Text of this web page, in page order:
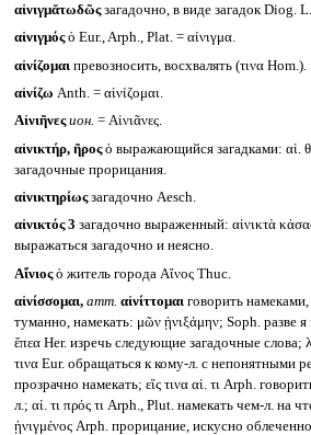
αἰνιγμᾰτωδῶςзагадочно, в виде загадок Diog.
αἰνιγμόςὁ Eur., Arph., Plat. = αίνιγμα.
αἰνίζομαι превозносить, восхвалять (τινα Hom.).
αἰνίζω Anth. = αἰνίζομαι.
Αἰνιῆνες ион. = Αἰνιᾶνες.
αἰνικτήρ, ῆροςὁ выражающийся загадками: αἰ.
загадочные прорицания.
αἰνικτηρίωςзагадочно Aesch.
αἰνικτός 3 загадочно выраженный: αἰνικτὰ
выражаться загадочно и неясно.
Αἴνιοςὁ житель города Αἴνος Thuc.
αἰνίσσομαι, атт. αἰνίττομαι говорить
туманно, намекать: μῶν ᾐνιξάμην; Soph. разве я
ἔπεα Her. изречь следующие загадочные слова;
τινα Eur. обращаться к кому-л. с непонятными
прозрачно намекать; εἴς τινα αἰ. τι Arph.
л.; αἰ. τι πρός τι Arph., Plut. намекать чем-л. на
ᾐνιγμένος Arph. прорицание, искусно